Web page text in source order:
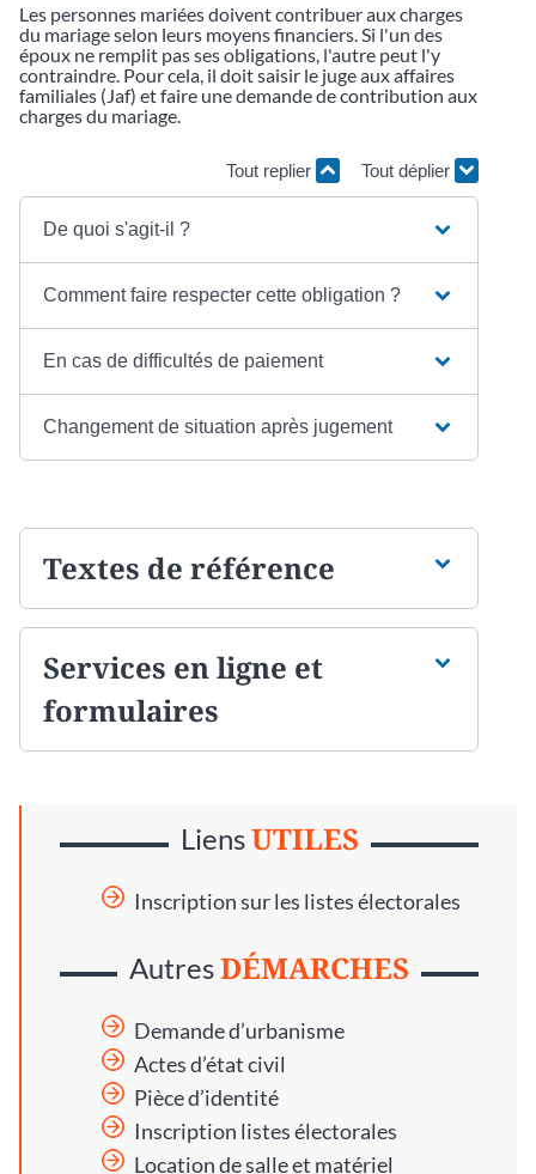
Les personnes mariées doivent contribuer aux charges
du mariage selon leurs moyens financiers. Si l'un des
époux ne remplit pas ses obligations, l'autre peut l'y
contraindre. Pour cela, il doit saisir le juge aux affaires
familiales (Jaf) et faire une demande de contribution aux
charges du mariage.
Tout replier Tout déplier
De quoi s'agit-il ?
Comment faire respecter cette obligation ?
En cas de difficultés de paiement
Changement de situation après jugement
Textes de référence
Services en ligne et
formulaires
LiensUTILES
Inscription sur les listes électorales
AutresDÉMARCHES
Demande d’urbanisme
Actes d’état civil
Pièce d’identité
Inscription listes électorales
Location de salle et matériel